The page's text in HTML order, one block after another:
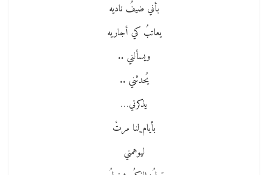
بأني ضيفُ ناديه
يعاتبُ كي أجاريه
ويسألني ..
يُحدثني ..
يذكرني…
بأيام ٍلنا مرتْ
ليوهمني